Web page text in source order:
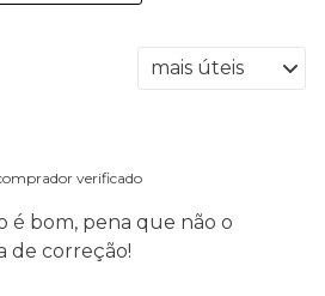
verificado
é bom, pena que não o
de correção!